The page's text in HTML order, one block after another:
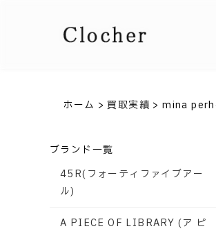
ホーム >買取実績 >mina
ブランド一覧
45R(フォーティファイブアー
ル)
A PIECE OF LIBRARY (ア ピ